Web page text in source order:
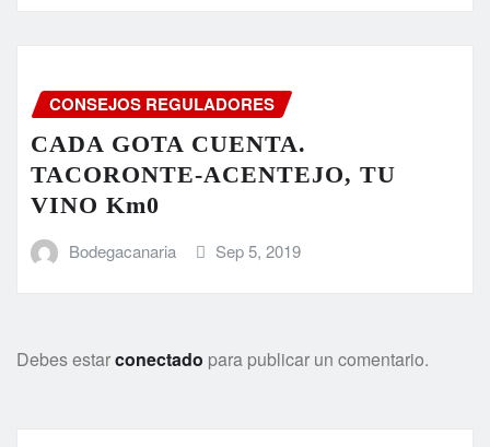
CONSEJOS REGULADORES
CADA GOTA CUENTA.
TACORONTE-ACENTEJO, TU
VINO Km0
Bodegacanaria Sep 5, 2019
Debes estarconectado para publicar un comentario.